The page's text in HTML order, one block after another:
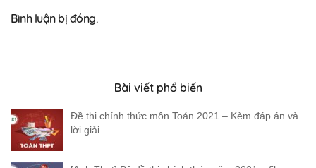
Bình luận bị đóng.
Bài viết phổ biến
Đề thi chính thức môn Toán 2021 – Kèm đáp án và
lời giải